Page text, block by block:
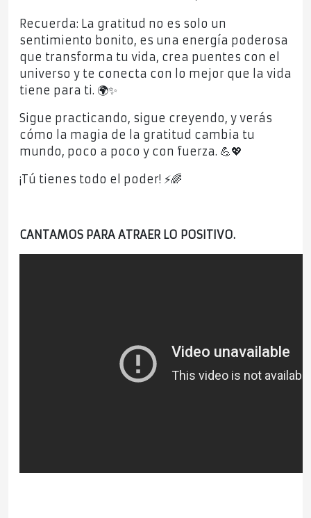
Recuerda: La gratitud no es solo un
sentimiento bonito, es una energía poderosa
que transforma tu vida, crea puentes con el
universo y te conecta con lo mejor que la vida
tiene para ti. 🌍✨
Sigue practicando, sigue creyendo, y verás
cómo la magia de la gratitud cambia tu
mundo, poco a poco y con fuerza. 💪💖
¡Tú tienes todo el poder! ⚡🌈
CANTAMOS PARA ATRAER LO POSITIVO.